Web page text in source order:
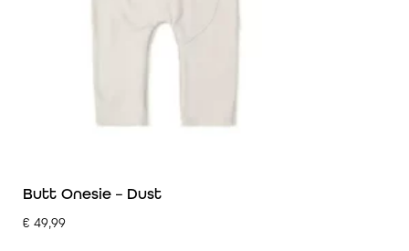
Butt Onesie – Dust
€ 49,99